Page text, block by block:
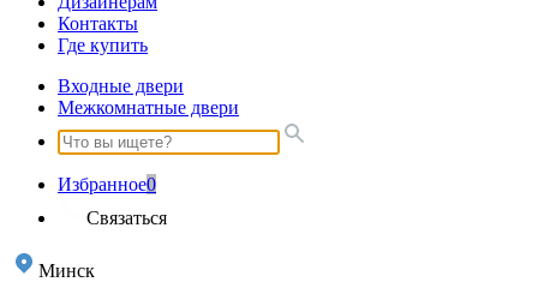
Контакты
Где купить
Входные двери
Межкомнатные двери
Избранное0
Связаться
Минск